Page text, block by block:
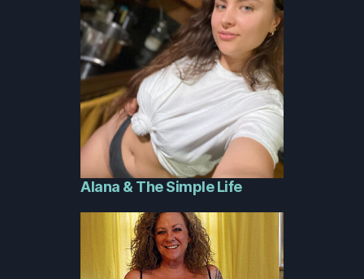
Alana & The Simple Life